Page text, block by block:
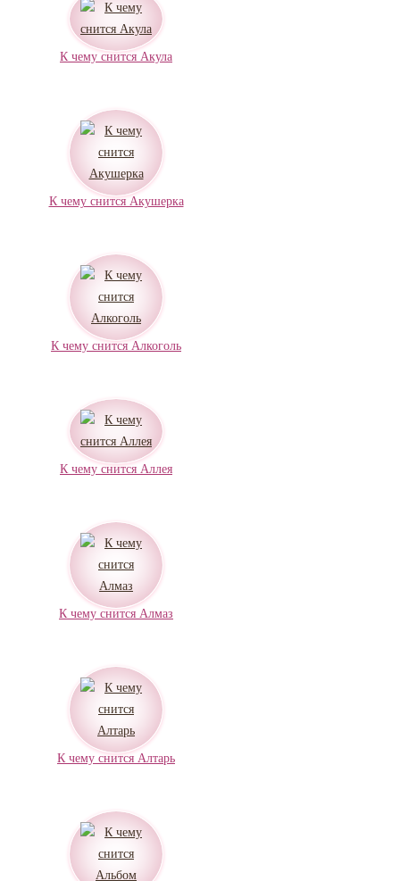
К чему снится Акула
К чему снится Акушерка
К чему снится Алкоголь
К чему снится Аллея
К чему снится Алмаз
К чему снится Алтарь